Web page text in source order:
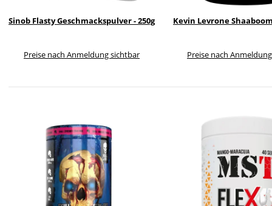
Sinob Flasty Geschmackspulver - 250g
Preise nach Anmeldung sichtbar
Kevin Levrone
Preise nach